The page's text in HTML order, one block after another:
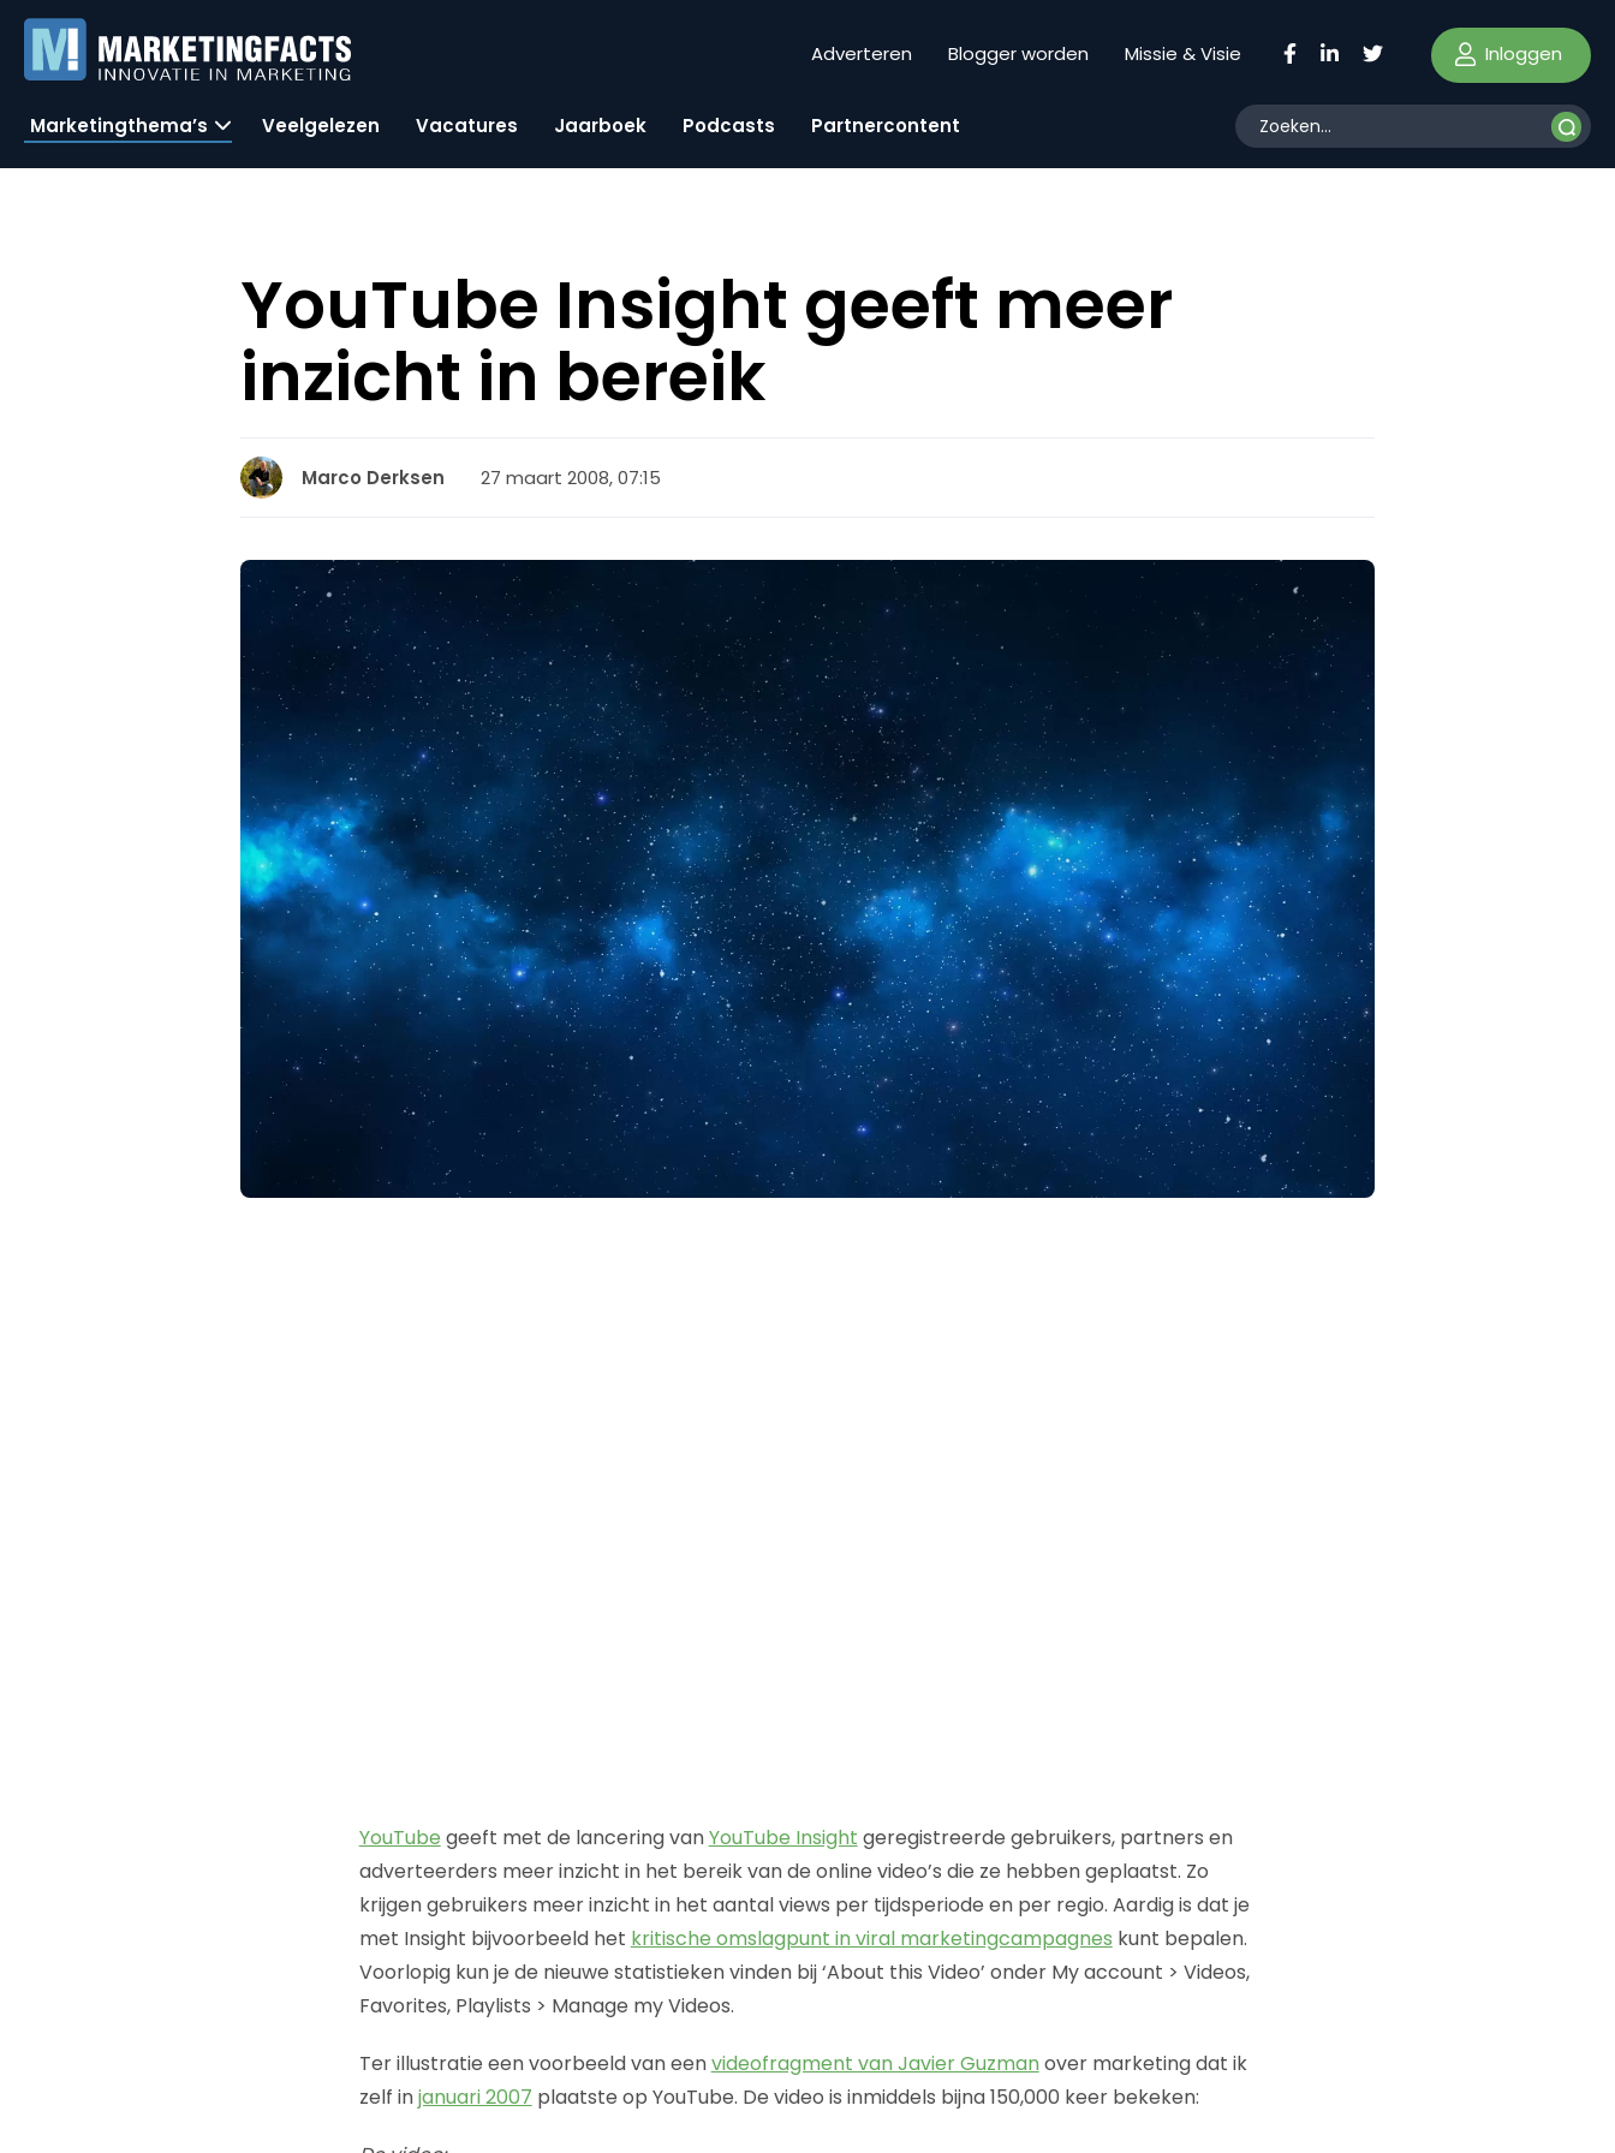
Adverteren Blogger worden Missie & Visie Inloggen
Marketingthema’s Veelgelezen Vacatures Jaarboek Podcasts Partnercontent
YouTube Insight geeft meer
inzicht in bereik
Marco Derksen 27 maart 2008, 07:15
YouTube geeft met de lancering vanYouTube Insight geregistreerde gebruikers, partners en
adverteerders meer inzicht in het bereik van de online video’s die ze hebben geplaatst. Zo
krijgen gebruikers meer inzicht in het aantal views per tijdsperiode en per regio. Aardig is dat je
met Insight bijvoorbeeld het kritische omslagpunt in viral marketingcampagnes kunt bepalen.
Voorlopig kun je de nieuwe statistieken vinden bij ‘About this Video’ onder My account > Videos,
Favorites, Playlists > Manage my Videos.
Ter illustratie een voorbeeld van eenvideofragment van Javier Guzman over marketing dat ik
zelf injanuari 2007 plaatste op YouTube. De video is inmiddels bijna 150,000 keer bekeken: